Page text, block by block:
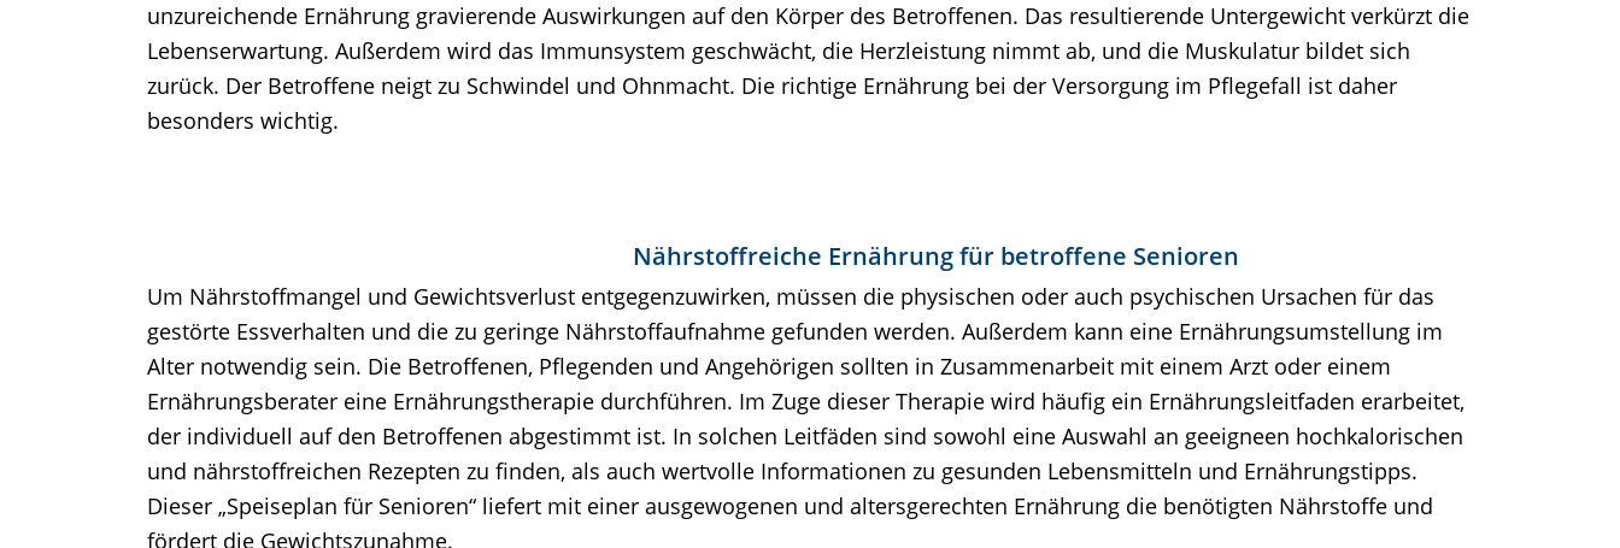
unzureichende Ernährung gravierende Auswirkungen auf den Körper des Betroffenen. Das resultierende Untergewicht verkürzt die
Lebenserwartung. Außerdem wird das Immunsystem geschwächt, die Herzleistung nimmt ab, und die Muskulatur bildet sich
zurück. Der Betroffene neigt zu Schwindel und Ohnmacht. Die richtige Ernährung bei der Versorgung im Pflegefall ist daher
besonders wichtig.
Nährstoffreiche Ernährung für betroffene Senioren
Um Nährstoffmangel und Gewichtsverlust entgegenzuwirken, müssen die physischen oder auch psychischen Ursachen für das
gestörte Essverhalten und die zu geringe Nährstoffaufnahme gefunden werden. Außerdem kann eine Ernährungsumstellung im
Alter notwendig sein. Die Betroffenen, Pflegenden und Angehörigen sollten in Zusammenarbeit mit einem Arzt oder einem
Ernährungsberater eine Ernährungstherapie durchführen. Im Zuge dieser Therapie wird häufig ein Ernährungsleitfaden erarbeitet,
der individuell auf den Betroffenen abgestimmt ist. In solchen Leitfäden sind sowohl eine Auswahl an geeigneen hochkalorischen
und nährstoffreichen Rezepten zu finden, als auch wertvolle Informationen zu gesunden Lebensmitteln und Ernährungstipps.
Dieser „Speiseplan für Senioren“ liefert mit einer ausgewogenen und altersgerechten Ernährung die benötigten Nährstoffe und
fördert die Gewichtszunahme.